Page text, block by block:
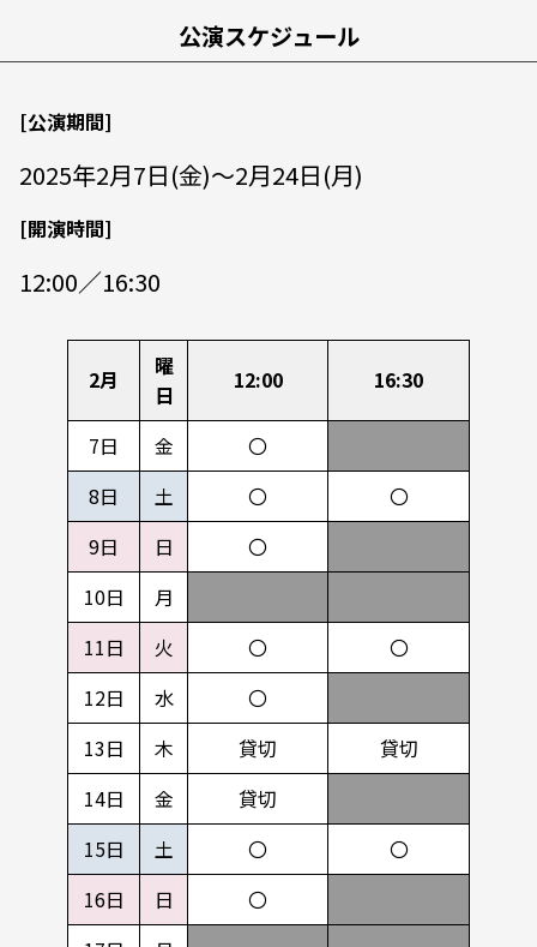
公演スケジュール
[公演期間]
2025年2月7日(金)～2月24日(月)
[開演時間]
12:00／16:30
2月
曜
日
12:00 16:30
7日 金
〇
8日
土 〇
〇
9日
日
〇
10日
月
11日
火 〇
〇
12日
水
〇
13日
木 貸切
貸切
14日
金
貸切
15日
土 〇
〇
16日
日
〇